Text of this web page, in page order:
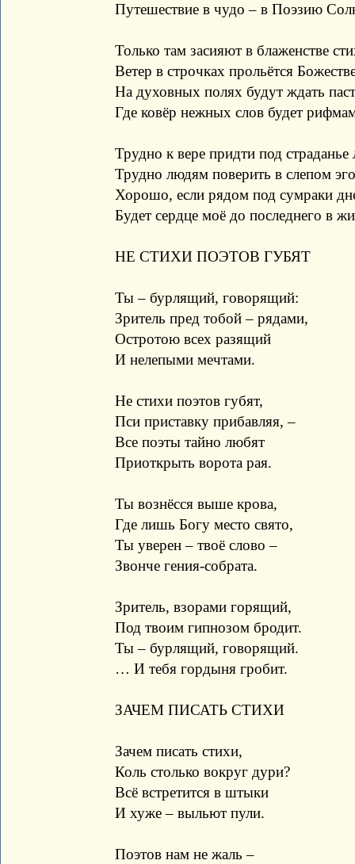
Путешествие в чудо – в Поэзию
Только там засияют в блаженстве
Ветер в строчках прольётся
На духовных полях будут ждать
Где ковёр нежных слов будет
Трудно к вере придти под страданье
Трудно людям поверить в слепом
Хорошо, если рядом под сумраки
Будет сердце моё до последнего в
НЕ СТИХИ ПОЭТОВ ГУБЯТ
Ты – бурлящий, говорящий:
Зритель пред тобой – рядами,
Остротою всех разящий
И нелепыми мечтами.
Не стихи поэтов губят,
Пси приставку прибавляя, –
Все поэты тайно любят
Приоткрыть ворота рая.
Ты вознёсся выше крова,
Где лишь Богу место свято,
Ты уверен – твоё слово –
Звонче гения-собрата.
Зритель, взорами горящий,
Под твоим гипнозом бродит.
Ты – бурлящий, говорящий.
… И тебя гордыня гробит.
ЗАЧЕМ ПИСАТЬ СТИХИ
Зачем писать стихи,
Коль столько вокруг дури?
Всё встретится в штыки
И хуже – выльют пули.
Поэтов нам не жаль –